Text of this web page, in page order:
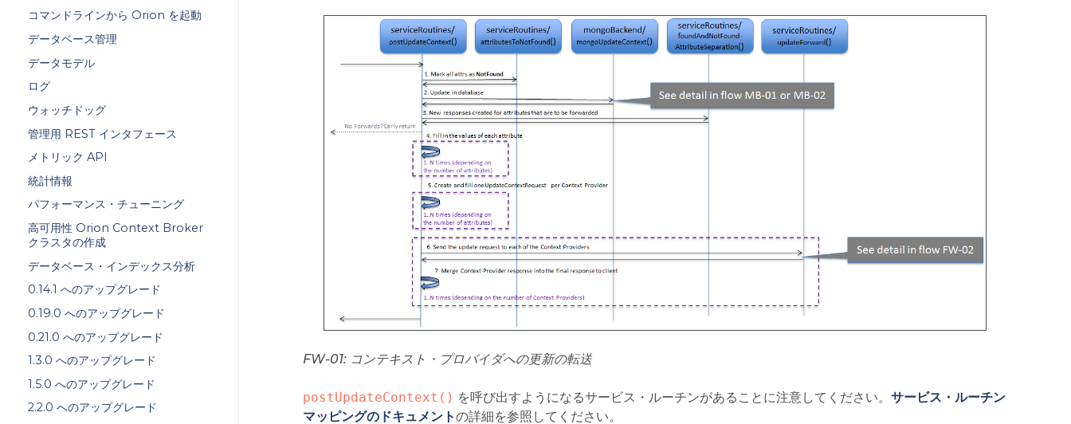
コマンドラインから Orion を起動
データベース管理
データモデル
ログ
ウォッチドッグ
管理用 REST インタフェース
メトリック API
統計情報
パフォーマンス・チューニング
高可用性 Orion Context Broker
クラスタの作成
データベース・インデックス分析
0.14.1 へのアップグレード
0.19.0 へのアップグレード
0.21.0 へのアップグレード
1.3.0 へのアップグレード
1.5.0 へのアップグレード
2.2.0 へのアップグレード
FW-01: コンテキスト・プロバイダへの更新の転送
postUpdateContext() を呼び出すようになるサービス・ルーチンがあることに注意してください。 サービス・ルーチン
マッピングのドキュメントの詳細を参照してください。